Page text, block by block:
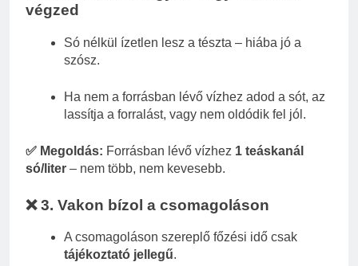
végzed
Só nélkül ízetlen lesz a tészta – hiába jó a
szósz.
Ha nem a forrásban lévő vízhez adod a sót, az
lassítja a forralást, vagy nem oldódik fel jól.
✅ Megoldás: Forrásban lévő vízhez 1 teáskanál
só/liter – nem több, nem kevesebb.
❌ 3. Vakon bízol a csomagoláson
A csomagoláson szereplő főzési idő csak
tájékoztató jellegű.